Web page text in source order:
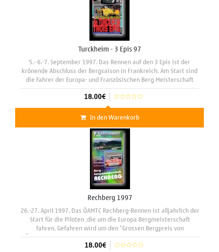
Turckheim - 3 Epis 97
5.- 6.-7. September 1997. Das Rennen auf den 3 Epis ist der
krönende Abschluss der Bergsaison in Frankreich. Am Start sind
die Fahrer der Europa- und Französischen Berg Meisterschaft
sowie seit einigen Jahren die Deutschen Gruppe H Piloten des
18.00€
In den Warenkorb
Rechberg 1997
26.-27. April 1997. Das ÖAMTC Rechberg-Rennen ist alljahrlich der
Start für die Piloten ,die um die Europa Bergmeisterschaft
fahren. Gefahren wird um den "Grossen Bergpreis von
Österreich". Die Besucher erlebten auf der relativ breiten und
18.00€